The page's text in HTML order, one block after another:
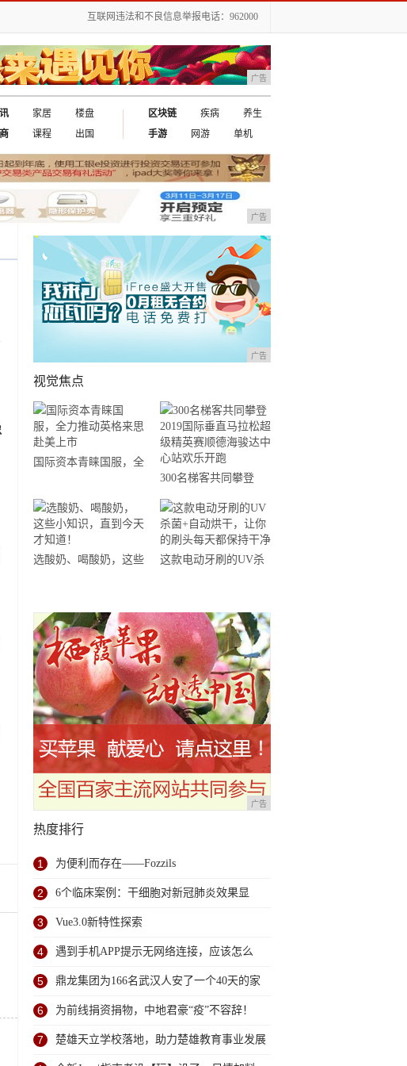
互联网违法和不良信息举报电话：962000
广告
家居
楼盘
课程 出国
区块链 疾病
养生
手游
网游 单机
广告
广告
视觉焦点
国际资本青睐国服，全
市
300名梯客共同攀登
2019国际垂直马拉松超
级精英赛顺德海骏达中
心站欢乐开跑
选酸奶、喝酸奶，这些
这款电动牙刷的UV杀
广告
热度排行
1 为便利而存在——Fozzils
2 6个临床案例：干细胞对新冠肺炎效果显
著，或可在全球扩大研究
3 Vue3.0新特性探索
4 遇到手机APP提示无网络连接，应该怎么
办？
5 鼎龙集团为166名武汉人安了一个40天的家
6 为前线捐资捐物，中地君豪“疫”不容辞！
7 楚雄天立学校落地，助力楚雄教育事业发展